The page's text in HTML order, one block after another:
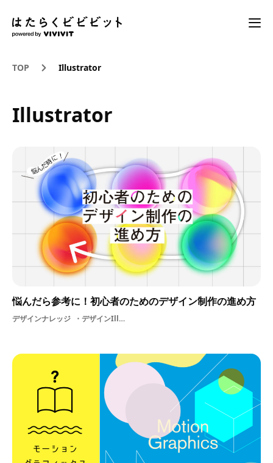
TOP Illustrator
Illustrator
悩んだら参考に！初心者のためのデザイン制作の進め方
デザインナレッジ デザインIllustratorファイン系